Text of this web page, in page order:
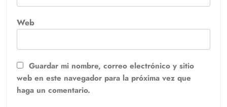
Web
Guardar mi nombre, correo electrónico y sitio
web en este navegador para la próxima vez que
haga un comentario.